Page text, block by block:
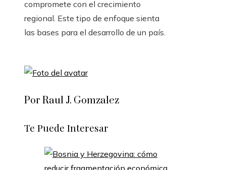
compromete con el crecimiento
regional. Este tipo de enfoque sienta
las bases para el desarrollo de un país.
Por Raul J. Gomzalez
Te Puede Interesar